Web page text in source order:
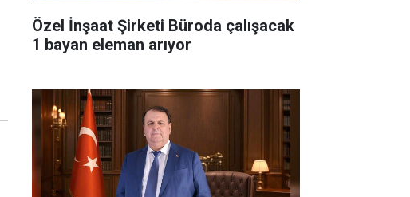
Özel İnşaat Şirketi Büroda çalışacak
1 bayan eleman arıyor